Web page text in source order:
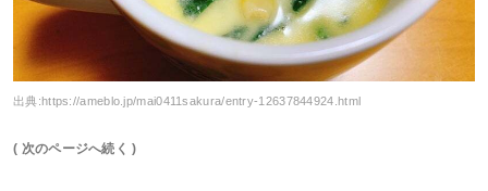
出典:https://ameblo.jp/mai0411sakura/entry-12637844924.html
( 次のページへ続く )